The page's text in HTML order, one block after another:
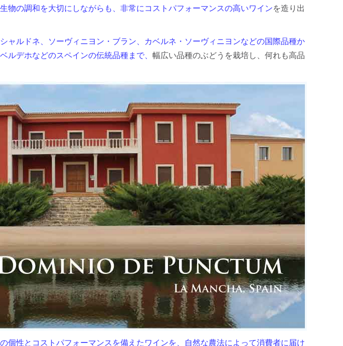
物の調和を大切にしながらも、非常にコストパフォーマンスの高いワインを造り出
シャルドネ、ソーヴィニヨン・ブラン、カベルネ・ソーヴィニヨンなどの国際品種か
ルデホなどのスペインの伝統品種まで、 幅広い品種のぶどうを栽培し、何れも高品
の個性とコストパフォーマンスを備えたワインを、自然な農法によって消費者に届け